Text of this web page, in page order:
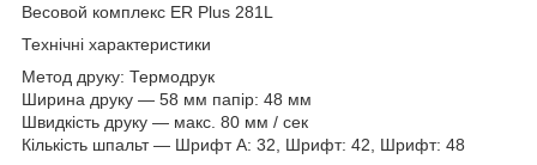
Весовой комплекс ER Plus 281L
Технічні характеристики
Метод друку: Термодрук
Ширина друку — 58 мм папір: 48 мм
Швидкість друку — макс. 80 мм / сек
Кількість шпальт — Шрифт А: 32, Шрифт: 42, Шрифт: 48